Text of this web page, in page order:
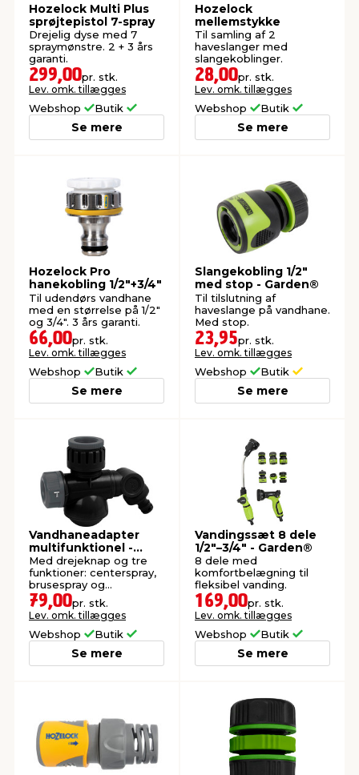
Hozelock Multi Plus
sprøjtepistol 7-spray
Drejelig dyse med 7
spraymønstre. 2 + 3 års
garanti.
299,00pr. stk.
Lev. omk. tillægges
Webshop Butik
Se mere
Hozelock
mellemstykke
Til samling af 2
haveslanger med
slangekoblinger.
28,00pr. stk.
Lev. omk. tillægges
Webshop Butik
Se mere
Hozelock Pro
hanekobling 1/2"+3/4"
Til udendørs vandhane
med en størrelse på 1/2"
og 3/4". 3 års garanti.
66,00pr. stk.
Lev. omk. tillægges
Webshop Butik
Se mere
Slangekobling 1/2"
med stop - Garden®
Til tilslutning af
haveslange på vandhane.
Med stop.
23,95pr. stk.
Lev. omk. tillægges
Webshop Butik
Se mere
Vandhaneadapter
multifunktionel -
Garden®
Med drejeknap og tre
funktioner: centerspray,
brusespray og
slangetilslutning.
79,00pr. stk.
Lev. omk. tillægges
Webshop Butik
Se mere
Vandingssæt 8 dele
1/2"–3/4" - Garden®
8 dele med
komfortbelægning til
fleksibel vanding.
169,00pr. stk.
Lev. omk. tillægges
Webshop Butik
Se mere